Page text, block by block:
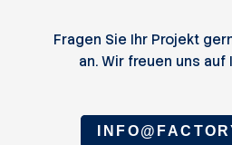
Fragen Sie Ihr Projekt
an. Wir freuen uns auf